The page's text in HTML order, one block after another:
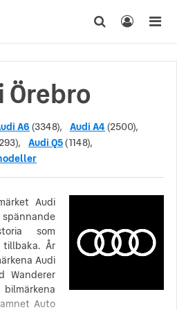
Örebro
A6(3348), Audi A4 (2500),
Audi Q5(1148),
Audi
som
År
Audi
Wanderer
Auto